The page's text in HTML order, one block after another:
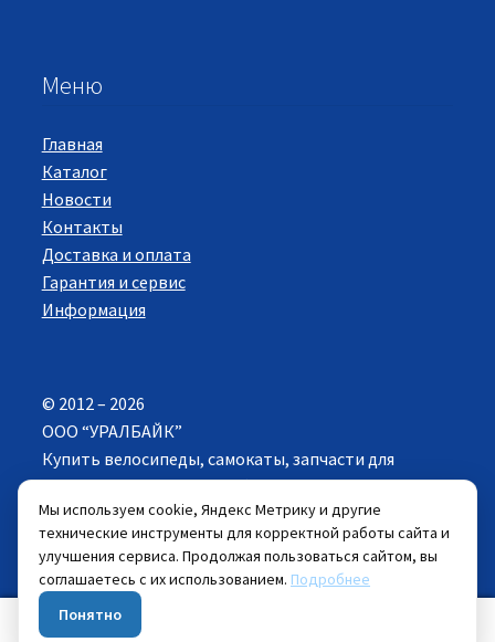
Меню
Главная
Каталог
Новости
Контакты
Доставка и оплата
Гарантия и сервис
Информация
© 2012 – 2026
ООО “УРАЛБАЙК”
Купить велосипеды, самокаты, запчасти для
велосипедов в Екатеринбурге. Все права
защищены.
Цены указанные на сайте действуют при
самовывозе велосипеда из розничных магазинов.
Мы используем cookie, Яндекс Метрику и другие
технические инструменты для корректной работы сайта и
улучшения сервиса. Продолжая пользоваться сайтом, вы
соглашаетесь с их использованием. Подробнее
Понятно